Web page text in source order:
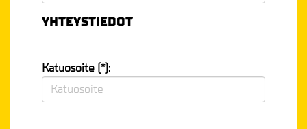
YHTEYSTIEDOT
Katuosoite (*):